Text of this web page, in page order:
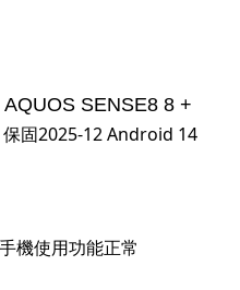
AQUOS SENSE8 8 +
保固2025-12 Android 14
機使用功能正常